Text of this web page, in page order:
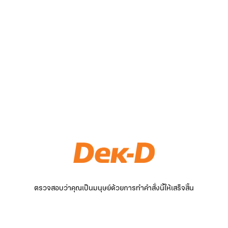
ตรวจสอบว่าคุณเป็นมนุษย์ด้วยการทำคำสั่งนี้ให้เสร็จสิ้น